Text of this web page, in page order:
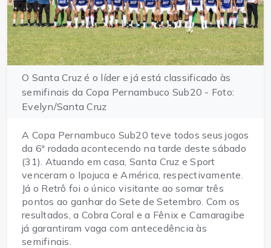
O Santa Cruz é o líder e já está classificado às
semifinais da Copa Pernambuco Sub20 - Foto:
Evelyn/Santa Cruz
A Copa Pernambuco Sub20 teve todos seus jogos
da 6ª rodada acontecendo na tarde deste sábado
(31). Atuando em casa, Santa Cruz e Sport
venceram o Ipojuca e América, respectivamente.
Já o Retrô foi o único visitante ao somar três
pontos ao ganhar do Sete de Setembro. Com os
resultados, a Cobra Coral e a Fênix e Camaragibe
já garantiram vaga com antecedência às
semifinais.